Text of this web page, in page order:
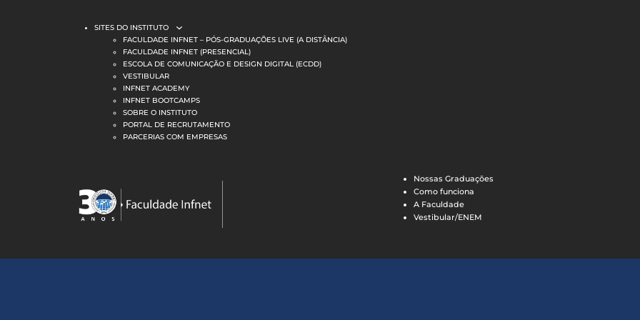
SITES DO INSTITUTO
FACULDADE INFNET – PÓS-GRADUAÇÕES LIVE (A DISTÂNCIA)
FACULDADE INFNET (PRESENCIAL)
ESCOLA DE COMUNICAÇÃO E DESIGN DIGITAL (ECDD)
VESTIBULAR
INFNET ACADEMY
INFNET BOOTCAMPS
SOBRE O INSTITUTO
PORTAL DE RECRUTAMENTO
PARCERIAS COM EMPRESAS
Nossas Graduações
Como funciona
A Faculdade
Vestibular/ENEM
Faculdade EAD Live em
Engenharia de Cloud
Computing